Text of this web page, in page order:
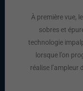
À première vue,
sobres et
technologie
lorsque l’on
réalise l’ampleur